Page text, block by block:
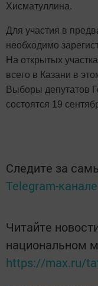
Хисматуллина.
Для участия в
необходимо
На открытых
всего в Казани в
Выборы депутатов
состоятся 19
Следите за
Telegram-канале
Читайте
национальном
https://max.ru/